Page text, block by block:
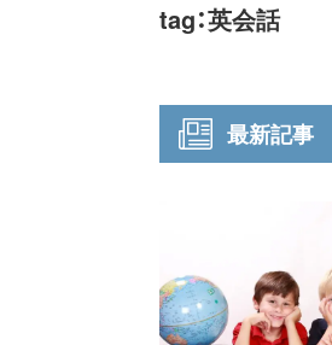
tag：英会話
最新記事